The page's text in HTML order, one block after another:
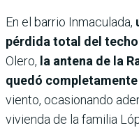
En el barrio Inmaculada,
pérdida total del
Olero, la antena de la
quedó
viento, ocasionando
vivienda de la familia